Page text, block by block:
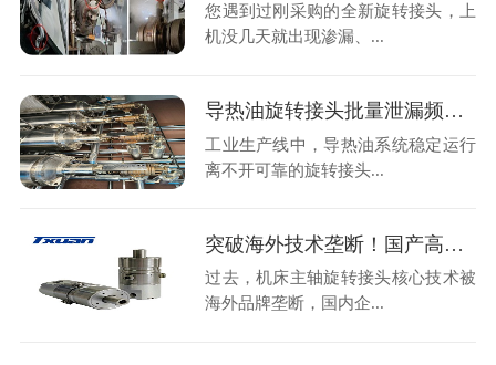
您遇到过刚采购的全新旋转接头，上
机没几天就出现渗漏、...
导热油旋转接头批量泄漏频发？腾旋售后现场拆解揭秘两大核心诱因
工业生产线中，导热油系统稳定运行
离不开可靠的旋转接头...
突破海外技术垄断！国产高速机床主轴旋转接头36000转高转速自主可控
过去，机床主轴旋转接头核心技术被
海外品牌垄断，国内企...